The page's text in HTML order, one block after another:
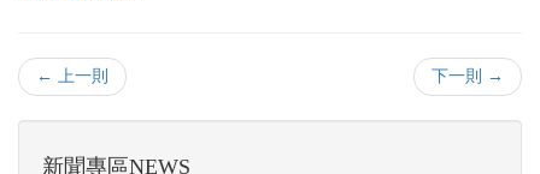
← 上一則 下一則 →
新聞專區NEWS